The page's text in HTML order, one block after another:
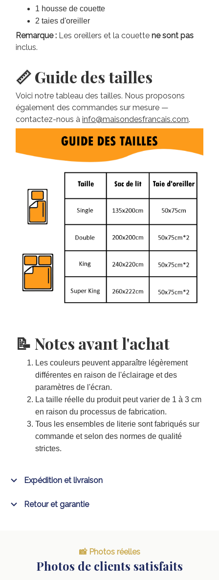
1 housse de couette
2 taies d'oreiller
Remarque : Les oreillers et la couette ne sont pas
inclus.
📏 Guide des tailles
Voici notre tableau des tailles. Nous proposons
également des commandes sur mesure —
contactez-nous à info@maisondesfrancais.com.
📝 Notes avant l'achat
Les couleurs peuvent apparaître légèrement
différentes en raison de l'éclairage et des
paramètres de l'écran.
La taille réelle du produit peut varier de 1 à 3 cm
en raison du processus de fabrication.
Tous les ensembles de literie sont fabriqués sur
commande et selon des normes de qualité
strictes.
Expédition et livraison
Retour et garantie
📸 Photos réelles
Photos de clients satisfaits